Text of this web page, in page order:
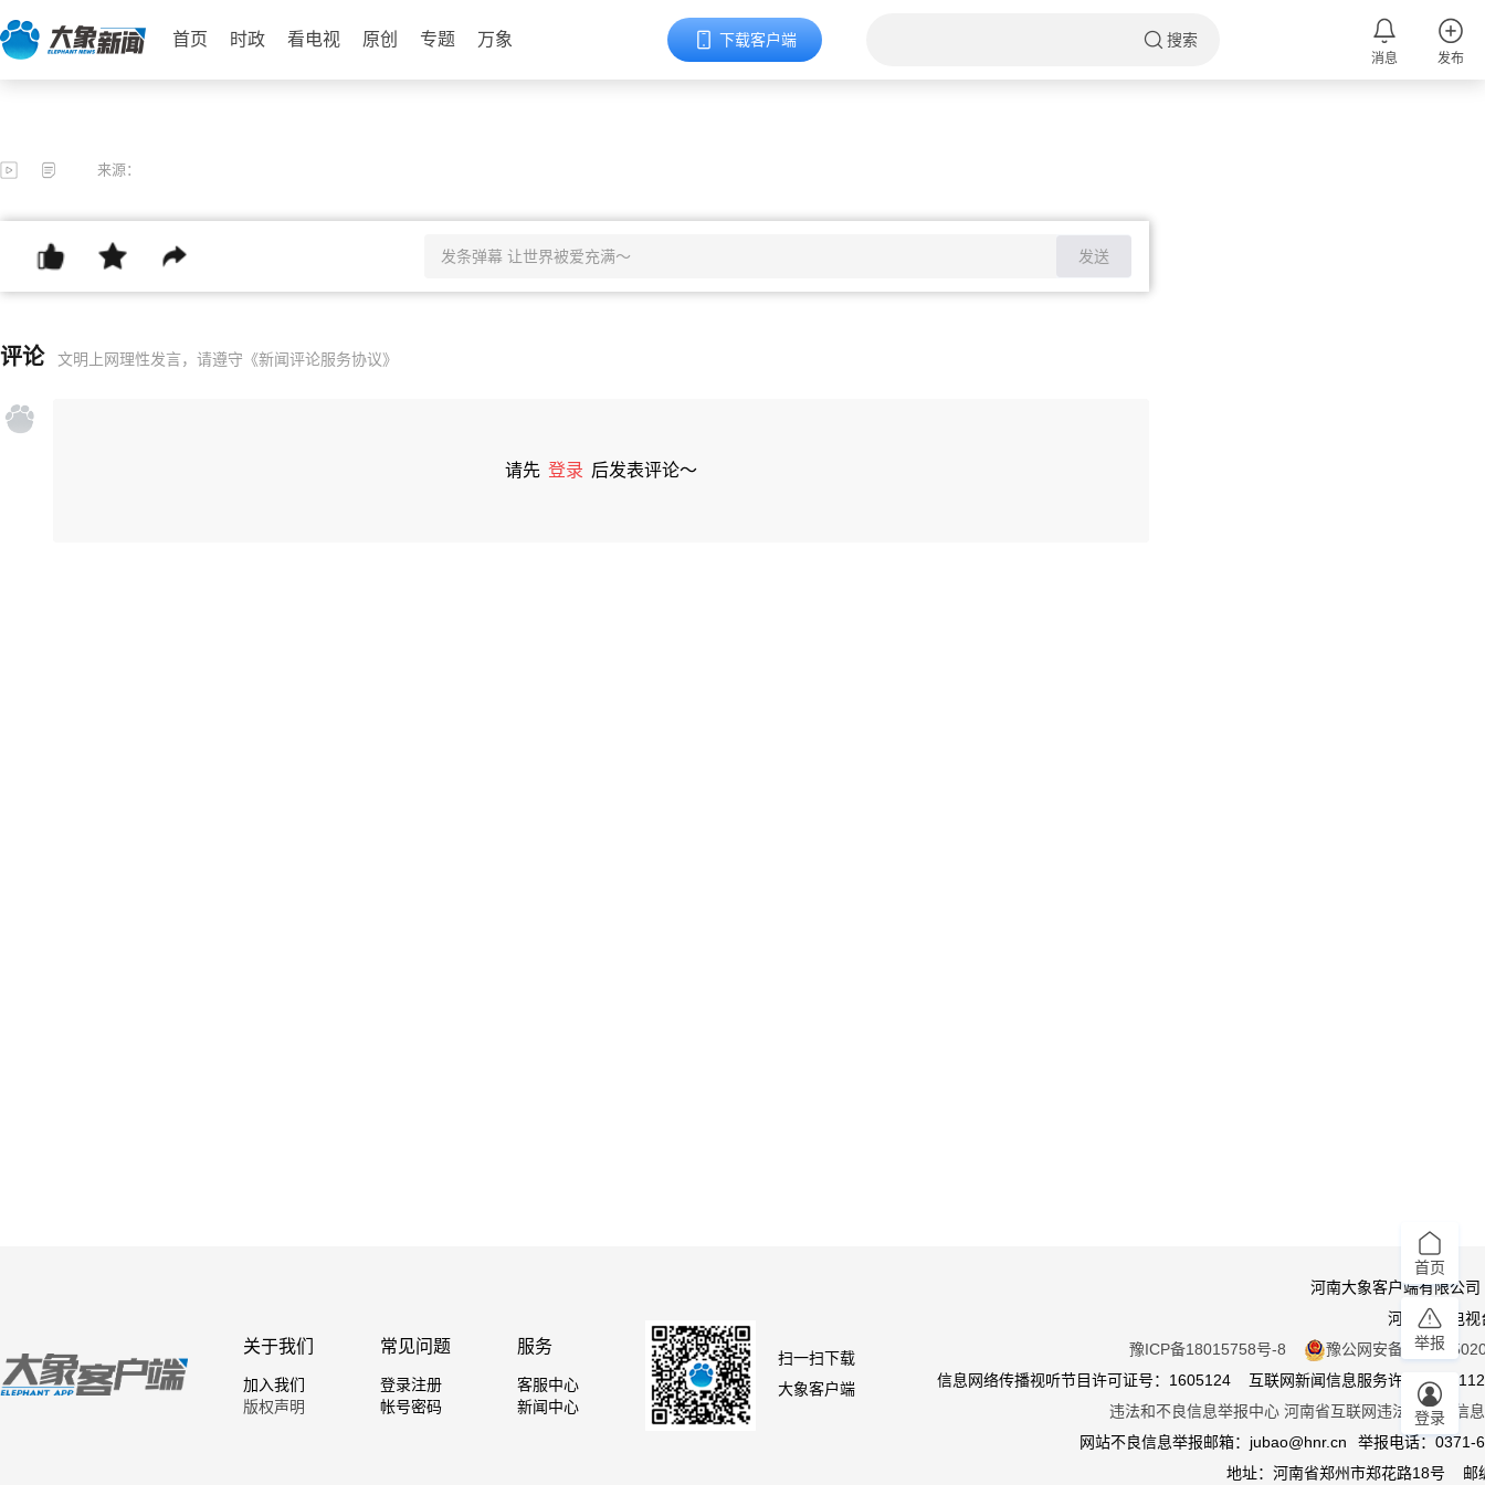
首页 时政 看电视 原创 专题 万象 下载客户端 搜索
消息 发布
来源：
发送
评论 文明上网理性发言，请遵守 《新闻评论服务协议》
请先 登录 后发表评论～
关于我们
加入我们
版权声明
常见问题
登录注册
帐号密码
服务
客服中心
新闻中心
扫一扫下载
大象客户端
河南大象客户端有限公司
河南广播电视
豫ICP备18015758号-8
豫公网安备
信息网络传播视听节目许可证号：1605124 互联网新闻信息服务许可证：
违法和不良信息举报中心 河南省互联网违法和不良信
网站不良信息举报邮箱：jubao@hnr.cn
举报电话：0371-
地址：河南省郑州市郑花路18号 邮
首页
举报
登录